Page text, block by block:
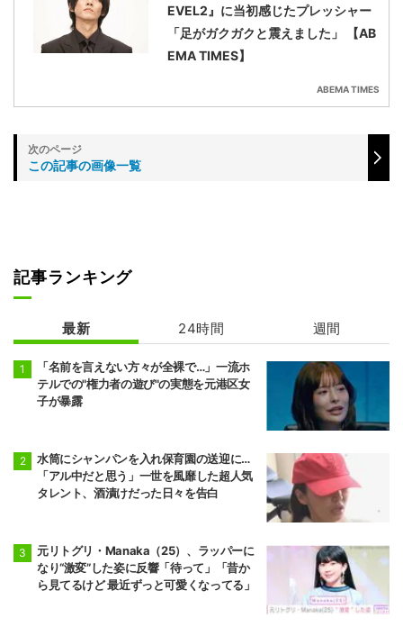
EVEL2』に当初感じたプレッシャー
「足がガクガクと震えました」 【AB
EMA TIMES】
ABEMA TIMES
この記事の画像一覧
記事ランキング
最新 24時間 週間
「名前を言えない方々が全裸で…」一流ホ
テルでの"権力者の遊び"の実態を元港区女
子が暴露
水筒にシャンパンを入れ保育園の送迎に…
「アル中だと思う」一世を風靡した超人気
タレント、酒漬けだった日々を告白
元リトグリ・Manaka（25）、ラッパーに
なり“激変”した姿に反響「待って」「昔か
ら見てるけど 最近ずっと可愛くなってる」